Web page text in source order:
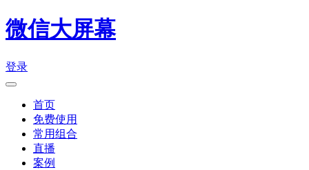
微信大屏幕
登录
首页
免费使用
常用组合
直播
案例